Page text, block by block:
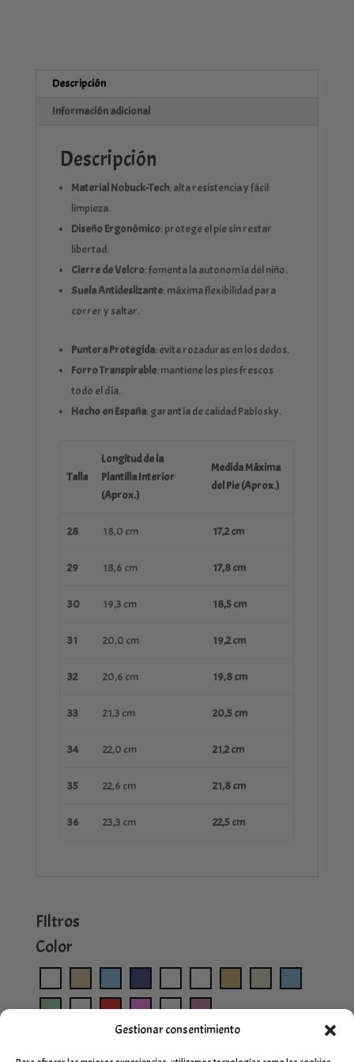
Gestionar consentimiento
Descripción
Información adicional
Descripción
Material Nobuck-Tech: alta resistencia y fácil
limpieza.
Diseño Ergonómico: protege el pie sin restar
libertad.
Cierre de Velcro: fomenta la autonomía del niño.
Suela Antideslizante: máxima flexibilidad para
correr y saltar.
Puntera Protegida: evita rozaduras en los dedos.
Forro Transpirable: mantiene los pies frescos
todo el día.
Hecho en España: garantía de calidad Pablosky.
Talla
Longitud de la
Plantilla Interior
(Aprox.)
Medida Máxima
del Pie (Aprox.)
28 18,0 cm 17,2 cm
29 18,6 cm 17,8 cm
30 19,3 cm 18,5 cm
31 20,0 cm 19,2 cm
32 20,6 cm 19,8 cm
33 21,3 cm 20,5 cm
34 22,0 cm 21,2 cm
35 22,6 cm 21,8 cm
36 23,3 cm 22,5 cm
FIltros
Color